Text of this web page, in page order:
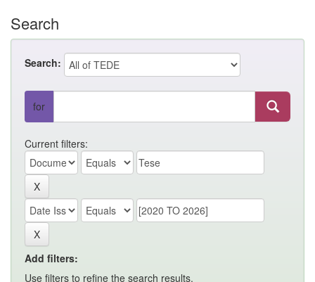
Search
Search:
for
Current filters:
Add filters:
Use filters to refine the search results.